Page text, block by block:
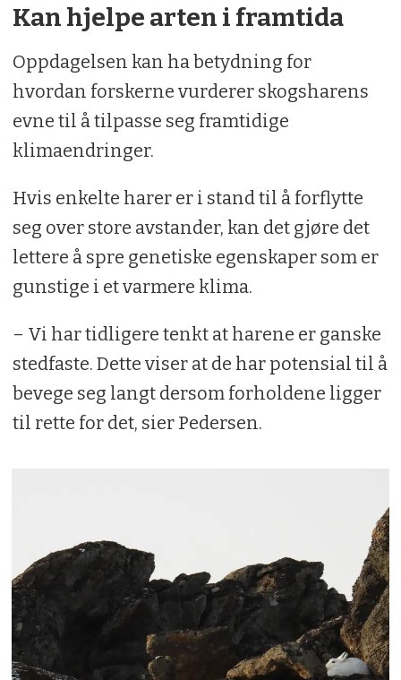
Kan hjelpe arten i framtida
Oppdagelsen kan ha betydning for
hvordan forskerne vurderer skogsharens
evne til å tilpasse seg framtidige
klimaendringer.
Hvis enkelte harer er i stand til å forflytte
seg over store avstander, kan det gjøre det
lettere å spre genetiske egenskaper som er
gunstige i et varmere klima.
– Vi har tidligere tenkt at harene er ganske
stedfaste. Dette viser at de har potensial til å
bevege seg langt dersom forholdene ligger
til rette for det, sier Pedersen.